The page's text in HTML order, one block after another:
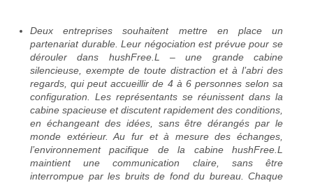
Deux entreprises souhaitent mettre en place un
partenariat durable. Leur négociation est prévue pour se
dérouler dans hushFree.L – une grande cabine
silencieuse, exempte de toute distraction et à l’abri des
regards, qui peut accueillir de 4 à 6 personnes selon sa
configuration. Les représentants se réunissent dans la
cabine spacieuse et discutent rapidement des conditions,
en échangeant des idées, sans être dérangés par le
monde extérieur. Au fur et à mesure des échanges,
l’environnement pacifique de la cabine hushFree.L
maintient une communication claire, sans être
interrompue par les bruits de fond du bureau. Chaque